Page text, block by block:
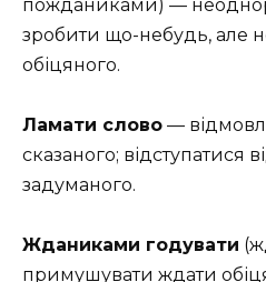
пожданиками) —
зробити що-небудь, але
обіцяного.
Ламати слово —
сказаного; відступатися
задуманого.
Жданиками годувати
примушувати ждати